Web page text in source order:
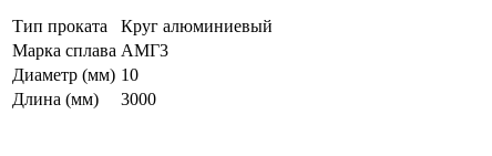
Тип проката
Круг алюминиевый
Марка сплава АМГ3
Диаметр (мм) 10
Длина (мм)
3000